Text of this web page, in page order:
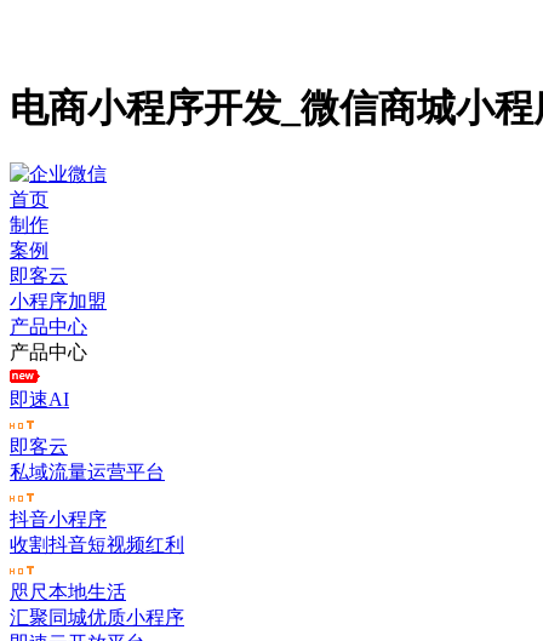
电商小程序开发_微信商城小
首页
制作
案例
即客云
小程序加盟
产品中心
产品中心
即速AI
即客云
私域流量运营平台
抖音小程序
收割抖音短视频红利
咫尺本地生活
汇聚同城优质小程序